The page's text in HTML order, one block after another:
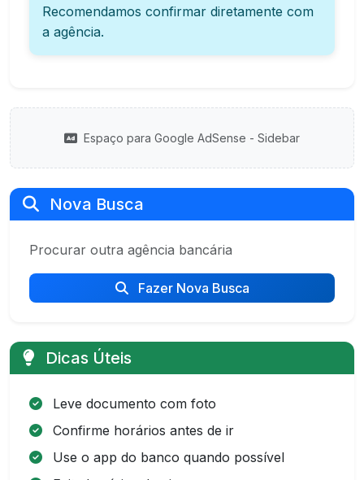
Recomendamos confirmar diretamente com
a agência.
Espaço para Google AdSense - Sidebar
Nova Busca
Procurar outra agência bancária
Fazer Nova Busca
Dicas Úteis
Leve documento com foto
Confirme horários antes de ir
Use o app do banco quando possível